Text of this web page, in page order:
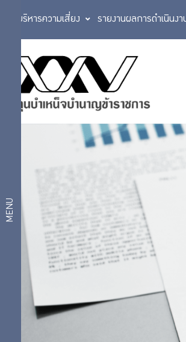
การบริหารความเสี่ยง รายงานผลการดำเนินงา
MENU
กับ
กบข.
องค์กร
สถิติ
สำคัญ
ตราสัญลักษณ์
วิสัยทัศน์
แผนการบริหาร
แผนงาน
ตามแผน
ประมาณ
กฎหมายที่
นโยบายการ